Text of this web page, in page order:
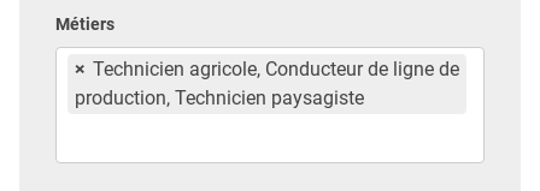
Métiers
× Technicien agricole, Conducteur de ligne de
production, Technicien paysagiste